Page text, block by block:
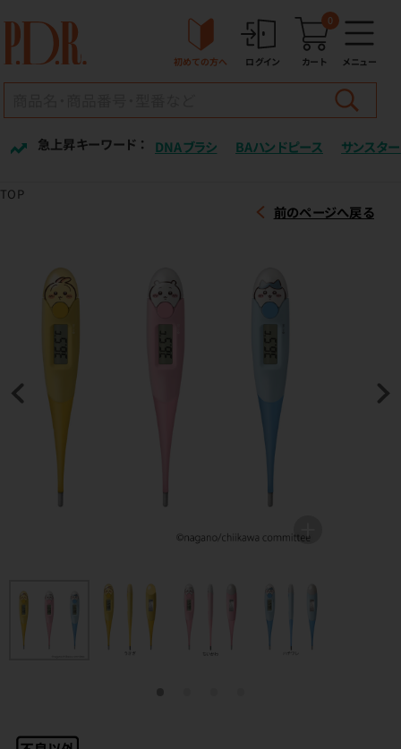
初めての方へ ログイン カート
0
メニュー
急上昇キーワード ： DNAブラシ BAハンドピース サンスター
TOP
前のページへ戻る